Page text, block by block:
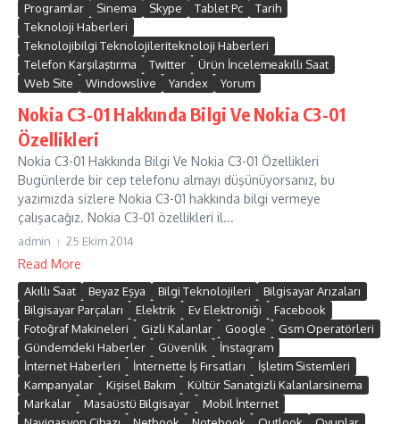
Programlar
Sinema Skype Tablet Pc
Tarih
Teknoloji Haberleri
Teknolojibilgi Teknolojileriteknoloji Haberleri
Telefon Karşılaştırma
Twitter
Ürün İncelemeakıllı Saat
Web Site
Windowslive Yandex Yorum
Nokia C3-01 Hakkında Bilgi Ve Nokia C3-01
Özellikleri
Nokia C3-01 Hakkında Bilgi Ve Nokia C3-01 Özellikleri
Bugünlerde bir cep telefonu almayı düşünüyorsanız, bu
yazımızda sizlere Nokia C3-01 hakkında bilgi vermeye
çalışacağız. Nokia C3-01 özellikleri il...
admin 25 Ekim 2014
Read More
Akıllı Saat Beyaz Eşya Bilgi Teknolojileri
Bilgisayar Arızaları
Bilgisayar Parçaları
Elektrik Ev Elektroniği
Facebook
Fotoğraf Makineleri
Gizli Kalanlar Google
Gsm Operatörleri
Gündemdeki Haberler
Güvenlik
İnstagram
İnternet Haberleri
İnternette İş Fırsatları
İşletim Sistemleri
Kampanyalar
Kişisel Bakım
Kültür Sanatgizli Kalanlarsinema
Markalar
Masaüstü Bilgisayar
Mobil İnternet